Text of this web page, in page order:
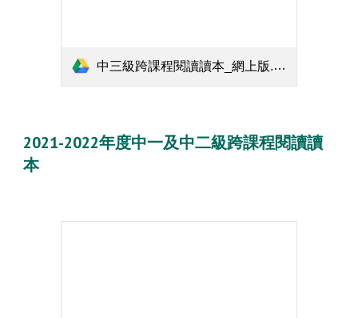
中三級跨課程閱讀讀本_網上版.pdf
2021-2022年度中一及中二級跨課程閱讀讀
本